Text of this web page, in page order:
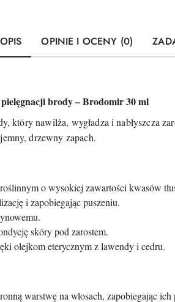
OPIS OPINIE I OCENY (0)
brody – Brodomir 30 ml
który nawilża, wygładza i nabłyszcza
drzewny zapach.
o wysokiej zawartości kwasów
i zapobiegając puszeniu.
skóry pod zarostem.
olejkom eterycznym z lawendy i cedru.
warstwę na włosach, zapobiegając ich